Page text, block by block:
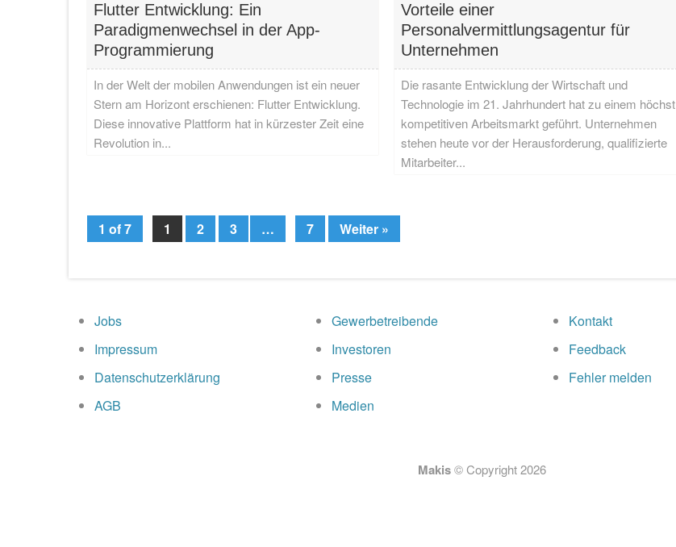
Flutter Entwicklung: Ein
Paradigmenwechsel in der App-
Programmierung
In der Welt der mobilen Anwendungen ist ein neuer
Stern am Horizont erschienen: Flutter Entwicklung.
Diese innovative Plattform hat in kürzester Zeit eine
Revolution in...
Vorteile einer
Personalvermittlungsagentur für
Unternehmen
Die rasante Entwicklung der Wirtschaft und
Technologie im 21. Jahrhundert hat zu einem höchst
kompetitiven Arbeitsmarkt geführt. Unternehmen
stehen heute vor der Herausforderung, qualifizierte
Mitarbeiter...
1 of 7 Page
1 Page
2 Page
3 … Page
7 Weiter »
Jobs
Impressum
Datenschutzerklärung
AGB
Gewerbetreibende
Investoren
Presse
Medien
Kontakt
Feedback
Fehler melden
Makis© Copyright2026